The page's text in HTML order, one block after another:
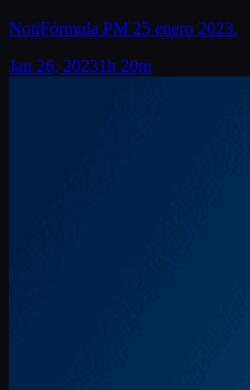
NotiFórmula PM 25 enero 2023.
Jan 26, 20231h 20m